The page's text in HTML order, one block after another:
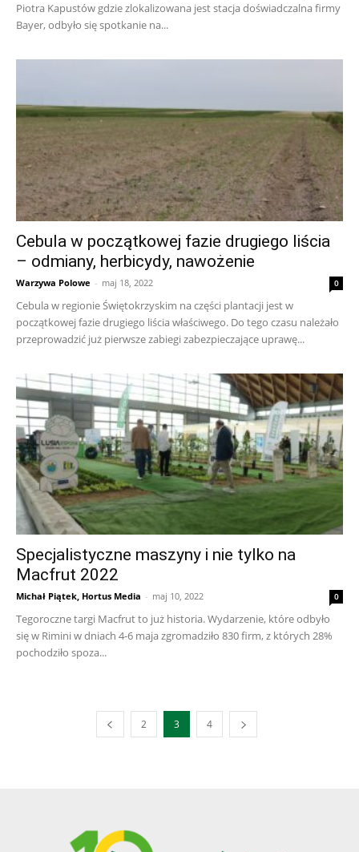
Piotra Kapustów gdzie zlokalizowana jest stacja doświadczalna firmy
Bayer, odbyło się spotkanie na...
Cebula w początkowej fazie drugiego liścia
– odmiany, herbicydy, nawożenie
Warzywa Polowe - maj 18, 2022 0
Cebula w regionie Świętokrzyskim na części plantacji jest w
początkowej fazie drugiego liścia właściwego. Do tego czasu należało
przeprowadzić już pierwsze zabiegi zabezpieczające uprawę...
Specjalistyczne maszyny i nie tylko na
Macfrut 2022
Michał Piątek, Hortus Media - maj 10, 2022 0
Tegoroczne targi Macfrut to już historia. Wydarzenie, które odbyło
się w Rimini w dniach 4-6 maja zgromadziło 830 firm, z których 28%
pochodziło spoza...
2 3 4